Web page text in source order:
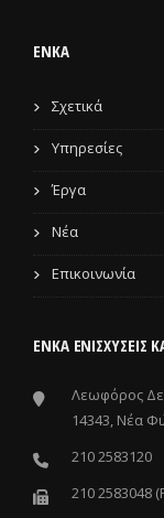
ENKA
Σχετικά
Υπηρεσίες
Έργα
Νέα
Επικοινωνία
ΕΝΚΑ ΕΝΙΣΧΎΣΕΙΣ
Λεωφόρος
14343, Νέα
210 2583120
210 2583048